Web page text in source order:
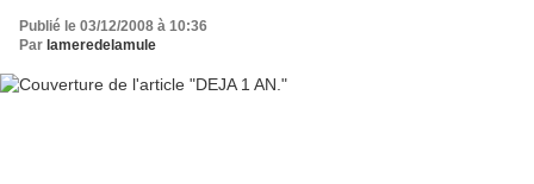
Publié le 03/12/2008 à 10:36
Par lameredelamule